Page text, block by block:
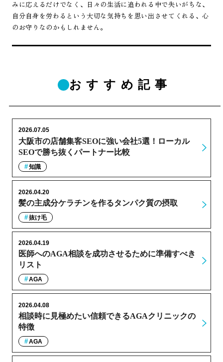
みに応えるだけでなく、日々の生活に追われる中で失いがちな、
自分自身を労わるという大切な気持ちを思い出させてくれる、心
のお守りなのかもしれません。
おすすめ記事
大阪市の店舗集客SEOに強い会社5選！ローカル
SEOで勝ち抜くパートナー比較
2026.07.05
知識
髪の主成分ケラチンを作るタンパク質の摂取
2026.04.20
抜け毛
医師へのAGA相談を成功させるために準備すべき
リスト
2026.04.19
AGA
相談時に見極めたい信頼できるAGAクリニックの
特徴
2026.04.08
AGA